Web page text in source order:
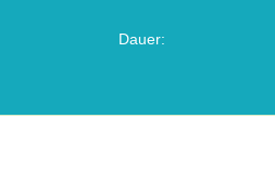
Dauer: